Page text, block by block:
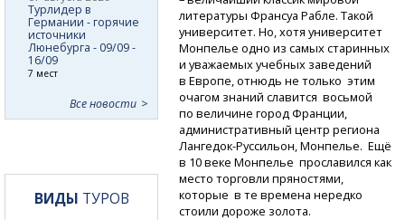
литературы Франсуа Рабле. Такой
университет. Но, хотя университет
Монпелье одно из самых старинных
и уважаемых учебных заведений
в Европе, отнюдь не только этим
очагом знаний славится восьмой
по величине город Франции,
административный центр региона
Лангедок-Руссильон,Монпелье. Ещё
в 10 веке Монпелье прославился как
место торговли пряностями,
которые в те времена нередко
стоили дороже золота.
Турлидер в
Германии - горячие
источники
Люнебурга - 09/09 -
16/09
7 мест
Все новости
ВИДЫ ТУРОВ